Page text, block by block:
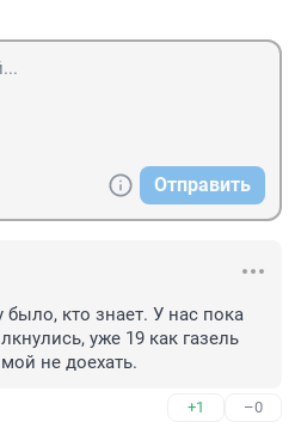
Отправить
кто знает. У нас пока
уже 19 как газель
не доехать.
+1 –0